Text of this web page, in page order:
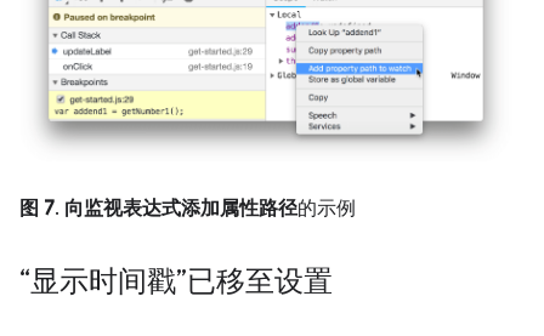
图 7. 向监视表达式添加属性路径的示例
“显示时间戳”已移至设置